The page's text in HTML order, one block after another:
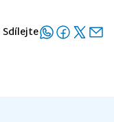
Sdílejte